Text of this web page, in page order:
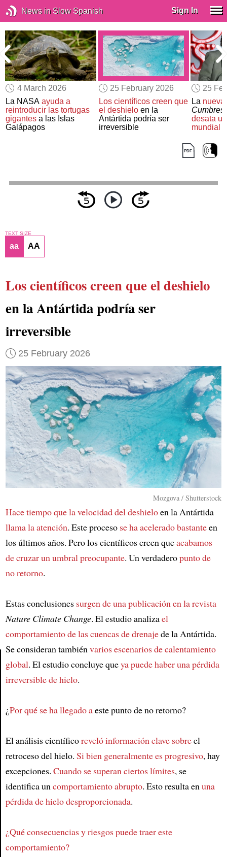
News in Slow Spanish Sign In
4 March 2026
La NASAayuda a
reintroducir las tortugas
gigantes a las Islas
Galápagos
25 February 2026
Los científicos creen que
el deshieloen la
Antártida podría ser
irreversible
25
La nueva
Cumbres
desata
mundial
Article
TEXT SIZE
aa AA
Los científicos creen que el deshielo
en la Antártida podría ser
irreversible
25 February 2026
Mozgova / Shutterstock
Hace tiempo que la velocidad del deshieloen la Antártida
llama la atención. Este proceso se ha acelerado bastanteen
los últimos años. Pero los científicos creen queacabamos
de cruzar un umbral preocupante. Un verdaderopunto de
no retorno.
Estas conclusiones surgen de una publicación en la revista
Nature Climate Change. El estudio analizael
comportamiento de las cuencas de drenajede la Antártida.
Se consideran tambiénvarios escenarios de calentamiento
global. El estudio concluye queya puede haber una pérdida
irreversible de hielo.
¿Por qué se ha llegado aeste punto de no retorno?
El análisis científicoreveló información clave sobreel
retroceso del hielo. Si bien generalmente es progresivo, hay
excepciones. Cuando se superan ciertos límites, se
identifica uncomportamiento abrupto. Esto resulta enuna
pérdida de hielo desproporcionada.
¿Qué consecuencias y riesgos puede traer este
comportamiento?